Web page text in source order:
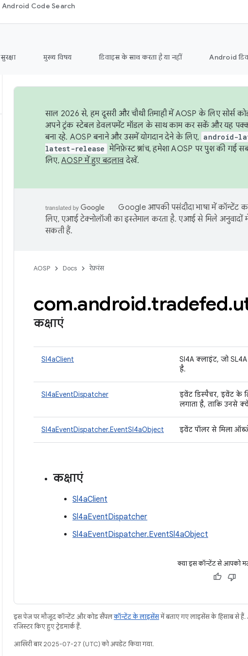
Android Code Search
सुरक्षा मुख्य विषय डिवाइस के साथ करता है या नहीं Android
साल 2026 से, हम दूसरी और चौथी तिमाही में AOSP के लिए सोर्स
अपने ट्रंक स्टेबल डेवलपमेंट मॉडल के साथ काम कर सकें और यह
बना रहे. AOSP बनाने और उसमें योगदान देने के लिए, android-
latest-release मेनिफ़ेस्ट ब्रांच, हमेशा AOSP पर पुश की गई
लिए, AOSP में हुए बदलावदेखें.
Google आपकी पसंदीदा भाषा में कॉन्टेंट
लिए, एआई टेक्नोलॉजी का इस्तेमाल करता है. एआई से मिले अनुवादों
सकती हैं.
AOSP Docs रेफ़रंस
com.android.tradefed.
कक्षाएं
Sl4aClient
Sl4A क्लाइंट, जो
है.
Sl4aEventDispatcher
इवेंट डिस्पैचर, इवेंट के
लगाता है, ताकि उनसे
Sl4aEventDispatcher.EventSl4aObject इवेंट पॉलर से मिला
कक्षाएं
Sl4aClient
Sl4aEventDispatcher
Sl4aEventDispatcher.EventSl4aObject
क्या इस कॉन्टेंट से आपको
इस पेज पर मौजूद कॉन्टेंट और कोड सैंपलकॉन्टेंट के लाइसेंसमें बताए गए लाइसेंस के हिसाब से हैं.
रजिस्टर किए हुए ट्रेडमार्क हैं.
आखिरी बार 2025-07-27 (UTC) को अपडेट किया गया.